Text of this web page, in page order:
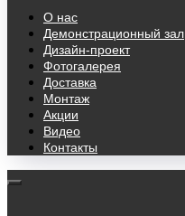
О нас
Демонстрационный зал
Дизайн-проект
Фотогалерея
Доставка
Монтаж
Акции
Видео
Контакты